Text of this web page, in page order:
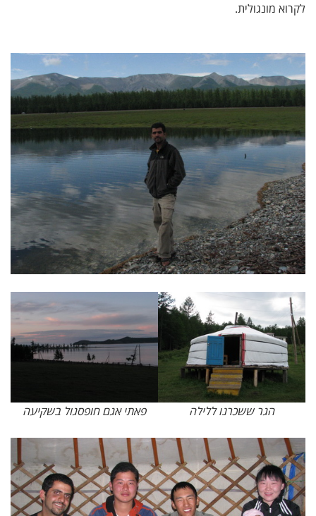
לקרוא מונגולית.
הגר ששכרנו ללילה פאתי אגם חופסגול בשקיעה